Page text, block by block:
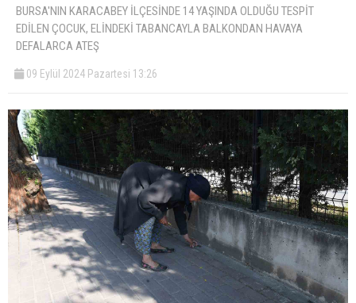
BURSA'NIN KARACABEY İLÇESİNDE 14 YAŞINDA OLDUĞU TESPİT
EDİLEN ÇOCUK, ELİNDEKİ TABANCAYLA BALKONDAN HAVAYA
DEFALARCA ATEŞ
09 Eylül 2024 Pazartesi 13:26